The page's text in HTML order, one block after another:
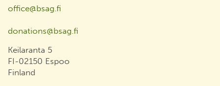
office@bsag.fi
donations@bsag.fi
Keilaranta 5
FI-02150 Espoo
Finland